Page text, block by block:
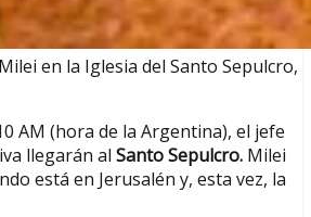
en la Iglesia del Santo Sepulcro,
AM (hora de la Argentina), el jefe
llegarán al Santo Sepulcro. Milei
está en Jerusalén y, esta vez, la